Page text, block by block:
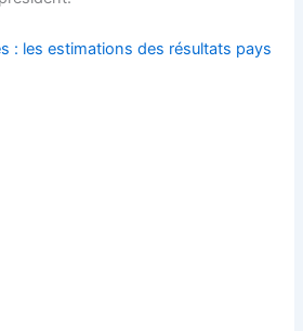
: les estimations des résultats pays